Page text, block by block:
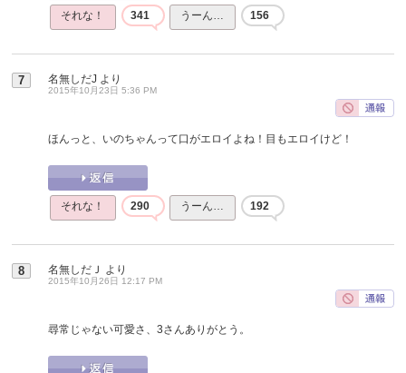
それな！ 341 うーん… 156
7 名無しだJ より
2015年10月23日 5:36 PM
ほんっと、いのちゃんって口がエロイよね！目もエロイけど！
それな！ 290 うーん… 192
8 名無しだＪ より
2015年10月26日 12:17 PM
尋常じゃない可愛さ、3さんありがとう。